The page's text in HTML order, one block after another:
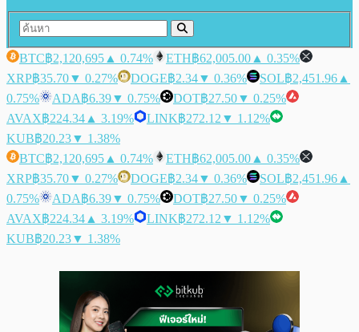
BTC฿2,120,695 ▲ 0.74% ETH฿62,005.00 ▲ 0.35%
XRP฿35.70▼ 0.27% DOGE฿2.34▼ 0.36% SOL฿2,451.96 ▲
0.75%
ADA฿6.39▼ 0.75% DOT฿27.50▼ 0.25%
AVAX฿224.34 ▲ 3.19% LINK฿272.12 ▼ 1.12%
KUB฿20.23▼ 1.38%
BTC฿2,120,695 ▲ 0.74% ETH฿62,005.00 ▲ 0.35%
XRP฿35.70▼ 0.27% DOGE฿2.34▼ 0.36% SOL฿2,451.96 ▲
0.75%
ADA฿6.39▼ 0.75% DOT฿27.50▼ 0.25%
AVAX฿224.34 ▲ 3.19% LINK฿272.12 ▼ 1.12%
KUB฿20.23▼ 1.38%